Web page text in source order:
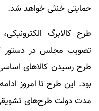
حمایتی خنثی خواهد شد.
تصویب مجلس در دستور
بود. این طرح تا امروز
مدت دولت طرح‌های تشویقی